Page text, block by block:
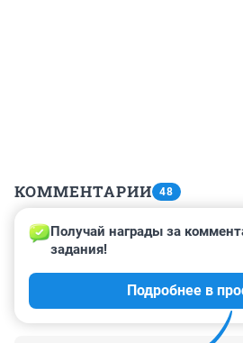
КОММЕНТАРИИ 48
Гость
24 августа 2024, 21:39
опять байден хулиганит, что ж
супердержаве то.
Получай награды за
задания!
Подробнее в